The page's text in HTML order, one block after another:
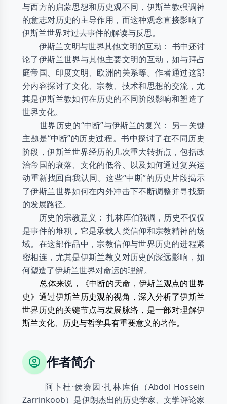
与西方的启蒙思想和历史观不同，伊斯兰教强调神
的意志对历史的主导作用，而这种观念直接影响了
伊斯兰世界对过去事件的解读与反思。
伊斯兰文明与世界其他文明的互动： 书中还讨
论了伊斯兰世界与其他主要文明的互动，如与拜占
庭帝国、印度文明、欧洲的关系等。作者通过这部
分内容探讨了文化、宗教、技术和思想的交流，尤
其是伊斯兰教如何在历史的不同阶段影响和塑造了
世界文化。
世界历史的“中断”与伊斯兰的复兴： 另一关键
主题是“中断”的历史过程。书中探讨了在不同历史
阶段，伊斯兰世界经历的几次重大转折点，包括政
治帝国的衰落、文化的低谷、以及如何通过复兴运
动重新找回自我认同。这些“中断”的历史片段揭示
了伊斯兰世界如何在内外冲击下不断调整并寻找新
的发展路径。
历史的宗教意义： 扎林库伯强调，历史不仅仅
是事件的堆积，它是承载人类信仰和宗教精神的场
域。在这部作品中，宗教信仰与世界历史的进程紧
密相连，尤其是伊斯兰教义对历史的深远影响，如
何塑造了伊斯兰世界对命运的理解。
总体来说，《中断的天命，伊斯兰观点的世界
史》通过伊斯兰历史观的视角，深入分析了伊斯兰
世界历史的关键节点与发展脉络，是一部对理解伊
斯兰文化、历史与哲学具有重要意义的著作。
作者简介
阿卜杜·侯赛因·扎林库伯（Abdol Hossein
Zarrinkoob）是伊朗杰出的历史学家、文学评论家